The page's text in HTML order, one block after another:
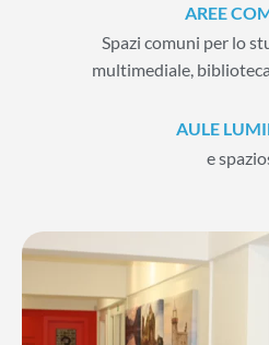
AREE
Spazi comuni per lo
multimediale,
AULE
e